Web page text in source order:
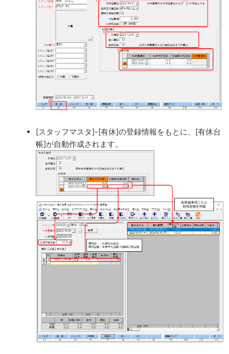
[スタッフマスタ]-[有休]の登録情報をもとに、[有休台
帳]が自動作成されます。